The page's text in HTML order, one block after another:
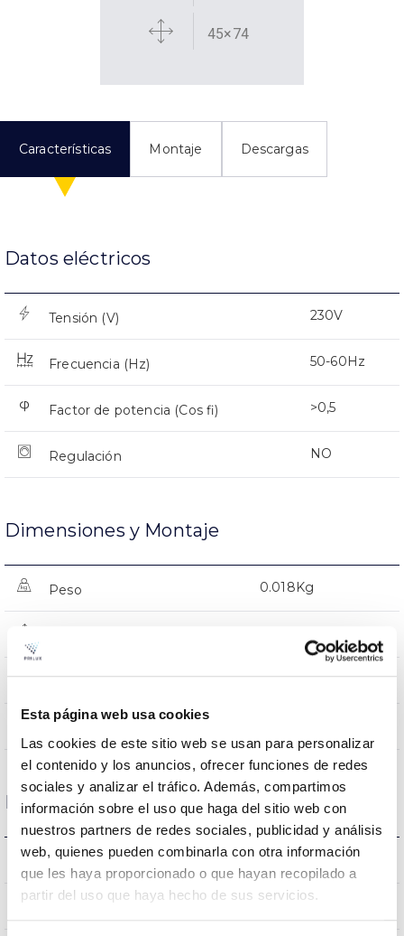
Esta página web usa cookies
Las cookies de este sitio web se usan para personalizar
el contenido y los anuncios, ofrecer funciones de redes
sociales y analizar el tráfico. Además, compartimos
información sobre el uso que haga del sitio web con
nuestros partners de redes sociales, publicidad y análisis
web, quienes pueden combinarla con otra información
que les haya proporcionado o que hayan recopilado a
partir del uso que haya hecho de sus servicios.
45×74
Características Montaje Descargas
Datos eléctricos
Tensión (V) 230V
Frecuencia (Hz) 50-60Hz
Factor de potencia (Cos fi) >0,5
Regulación NO
Dimensiones y Montaje
Peso 0.018Kg
Empalmable NO
Datos ópticos
Temperatura de color 3.000K
CRI Índice de repr. cromática